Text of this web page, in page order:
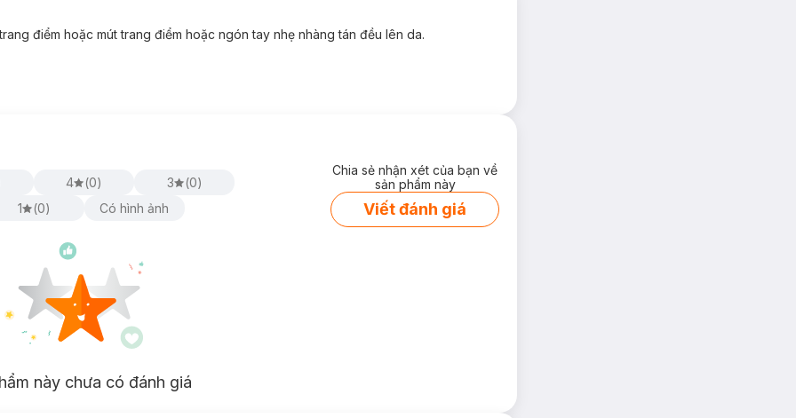
làn da.
điểm hoặc mút trang điểm hoặc ngón tay nhẹ nhàng tán đều lên da.
4 (0) 3 (0)
1 (0) Có hình ảnh
Chia sẻ nhận xét của bạn về
sản phẩm này
Viết đánh giá
này chưa có đánh giá